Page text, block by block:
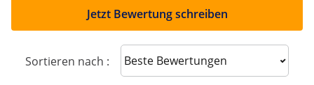
Jetzt Bewertung schreiben
Sortieren nach : Sort reviews